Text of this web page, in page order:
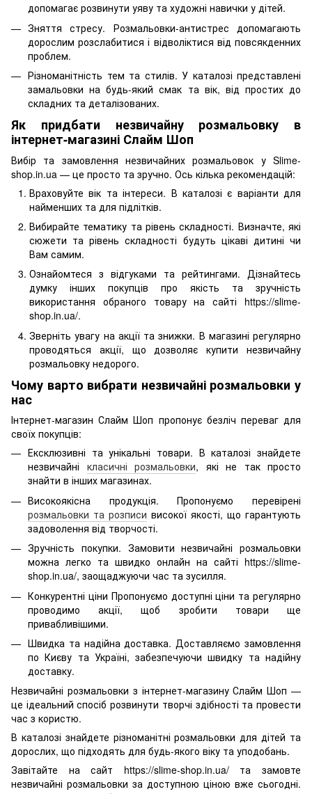
допомагає розвинути уяву та художні навички у дітей.
Зняття стресу. Розмальовки-антистрес допомагають
дорослим розслабитися і відволіктися від повсякденних
проблем.
Різноманітність тем та стилів. У каталозі представлені
замальовки на будь-який смак та вік, від простих до
складних та деталізованих.
Як придбати незвичайну розмальовку в
інтернет-магазині Слайм Шоп
Вибір та замовлення незвичайних розмальовок у Slime-
shop.in.ua — це просто та зручно. Ось кілька рекомендацій:
Враховуйте вік та інтереси. В каталозі є варіанти для
найменших та для підлітків.
Вибирайте тематику та рівень складності. Визначте, які
сюжети та рівень складності будуть цікаві дитині чи
Вам самим.
Ознайомтеся з відгуками та рейтингами. Дізнайтесь
думку інших покупців про якість та зручність
використання обраного товару на сайті https://slime-
shop.in.ua/.
Зверніть увагу на акції та знижки. В магазині регулярно
проводяться акції, що дозволяє купити незвичайну
розмальовку недорого.
Чому варто вибрати незвичайні розмальовки у
нас
Інтернет-магазин Слайм Шоп пропонує безліч переваг для
своїх покупців:
Ексклюзивні та унікальні товари. В каталозі знайдете
незвичайні класичні розмальовки, які не так просто
знайти в інших магазинах.
Високоякісна продукція. Пропонуємо перевірені
розмальовки та розписи високої якості, що гарантують
задоволення від творчості.
Зручність покупки. Замовити незвичайні розмальовки
можна легко та швидко онлайн на сайті https://slime-
shop.in.ua/, заощаджуючи час та зусилля.
Конкурентні ціни Пропонуємо доступні ціни та регулярно
проводимо акції, щоб зробити товари ще
привабливішими.
Швидка та надійна доставка. Доставляємо замовлення
по Києву та Україні, забезпечуючи швидку та надійну
доставку.
Незвичайні розмальовки з інтернет-магазину Слайм Шоп —
це ідеальний спосіб розвинути творчі здібності та провести
час з користю.
В каталозі знайдете різноманітні розмальовки для дітей та
дорослих, що підходять для будь-якого віку та уподобань.
Завітайте на сайт https://slime-shop.in.ua/ та замовте
незвичайні розмальовки за доступною ціною вже сьогодні.